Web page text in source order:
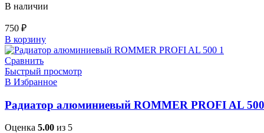
В наличии
750 ₽
В корзину
Сравнить
Быстрый просмотр
В Избранное
Радиатор алюминиевый ROMMER PROFI AL 500
Оценка 5.00 из 5